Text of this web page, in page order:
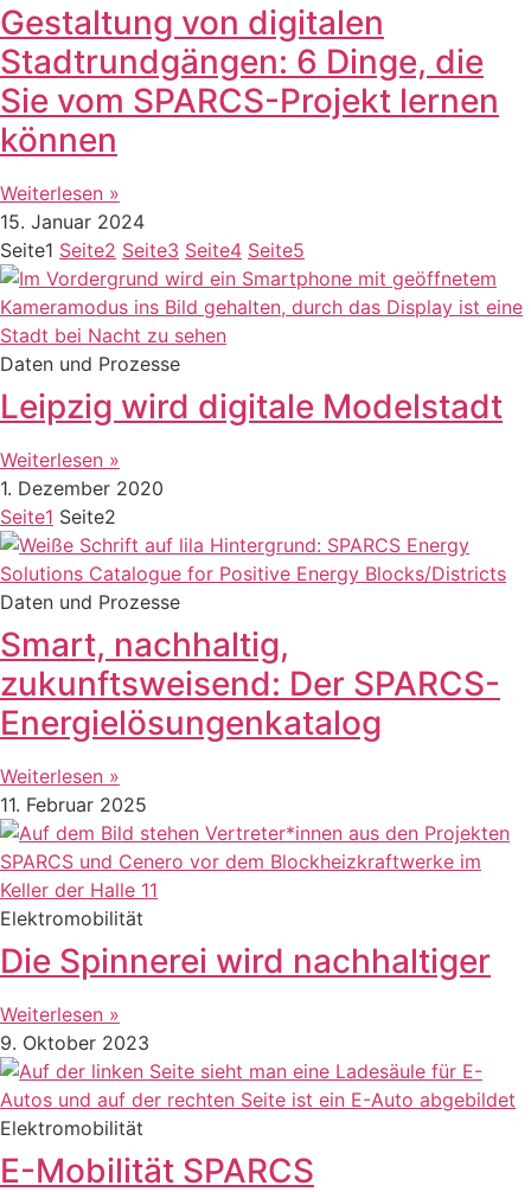
Gestaltung von digitalen
Stadtrundgängen: 6 Dinge, die
Sie vom SPARCS-Projekt lernen
können
Weiterlesen »
15. Januar 2024
Seite1 Seite2 Seite3 Seite4 Seite5
Daten und Prozesse
Leipzig wird digitale Modelstadt
Weiterlesen »
1. Dezember 2020
Seite1 Seite2
Daten und Prozesse
Smart, nachhaltig,
zukunftsweisend: Der SPARCS-
Energielösungenkatalog
Weiterlesen »
11. Februar 2025
Elektromobilität
Die Spinnerei wird nachhaltiger
Weiterlesen »
9. Oktober 2023
Elektromobilität
E-Mobilität SPARCS